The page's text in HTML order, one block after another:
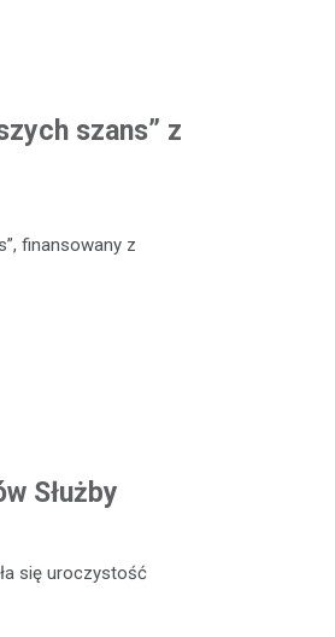
szans” z
finansowany z
Służby
się uroczystość